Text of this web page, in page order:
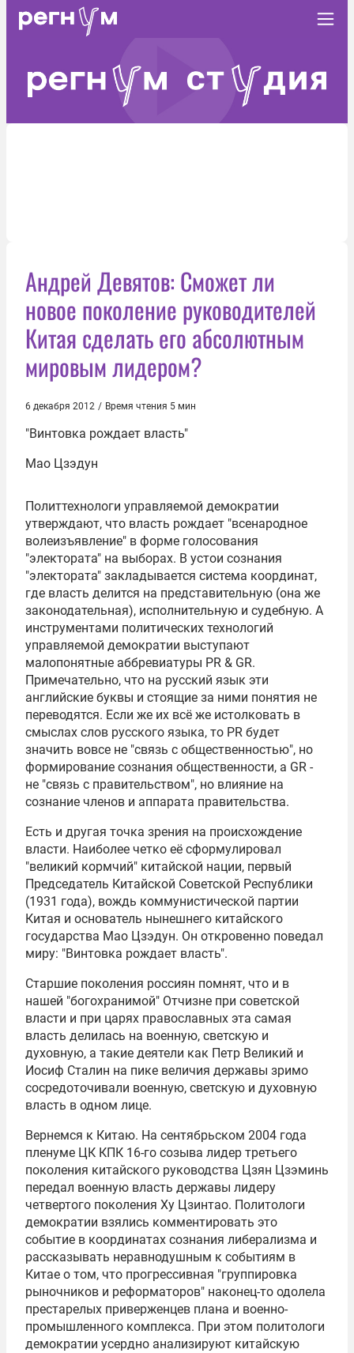
Андрей Девятов: Сможет ли
новое поколение руководителей
Китая сделать его абсолютным
мировым лидером?
6 декабря 2012 / Время чтения 5 мин
"Винтовка рождает власть"
Мао Цзэдун
Политтехнологи управляемой демократии
утверждают, что власть рождает "всенародное
волеизъявление" в форме голосования
"электората" на выборах. В устои сознания
"электората" закладывается система координат,
где власть делится на представительную (она же
законодательная), исполнительную и судебную. А
инструментами политических технологий
управляемой демократии выступают
малопонятные аббревиатуры PR & GR.
Примечательно, что на русский язык эти
английские буквы и стоящие за ними понятия не
переводятся. Если же их всё же истолковать в
смыслах слов русского языка, то PR будет
значить вовсе не "связь с общественностью", но
формирование сознания общественности, а GR -
не "связь с правительством", но влияние на
сознание членов и аппарата правительства.
Есть и другая точка зрения на происхождение
власти. Наиболее четко её сформулировал
"великий кормчий" китайской нации, первый
Председатель Китайской Советской Республики
(1931 года), вождь коммунистической партии
Китая и основатель нынешнего китайского
государства Мао Цзэдун. Он откровенно поведал
миру: "Винтовка рождает власть".
Старшие поколения россиян помнят, что и в
нашей "богохранимой" Отчизне при советской
власти и при царях православных эта самая
власть делилась на военную, светскую и
духовную, а такие деятели как Петр Великий и
Иосиф Сталин на пике величия державы зримо
сосредоточивали военную, светскую и духовную
власть в одном лице.
Вернемся к Китаю. На сентябрьском 2004 года
пленуме ЦК КПК 16-го созыва лидер третьего
поколения китайского руководства Цзян Цзэминь
передал военную власть державы лидеру
четвертого поколения Ху Цзинтао. Политологи
демократии взялись комментировать это
событие в координатах сознания либерализма и
рассказывать неравнодушным к событиям в
Китае о том, что прогрессивная "группировка
рыночников и реформаторов" наконец-то одолела
престарелых приверженцев плана и военно-
промышленного комплекса. При этом политологи
демократии усердно анализируют китайскую